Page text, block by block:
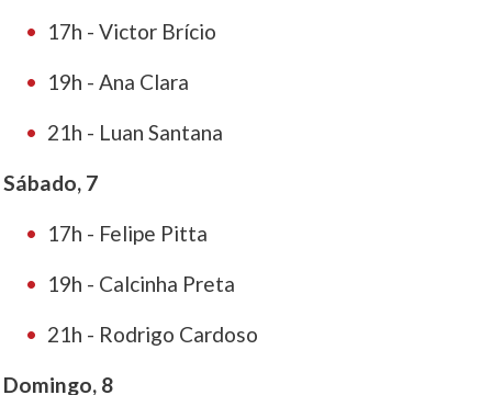
17h - Victor Brício
19h - Ana Clara
21h - Luan Santana
Sábado, 7
17h - Felipe Pitta
19h - Calcinha Preta
21h - Rodrigo Cardoso
Domingo, 8